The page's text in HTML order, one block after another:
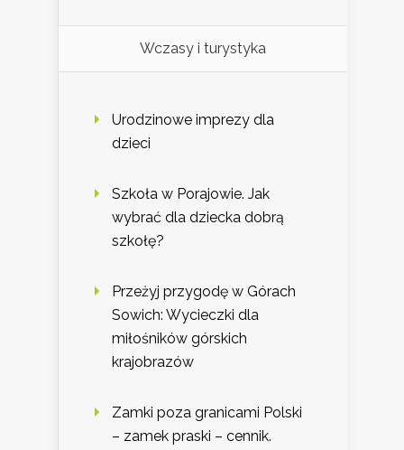
Wczasy i turystyka
Urodzinowe imprezy dla
dzieci
Szkoła w Porajowie. Jak
wybrać dla dziecka dobrą
szkołę?
Przeżyj przygodę w Górach
Sowich: Wycieczki dla
miłośników górskich
krajobrazów
Zamki poza granicami Polski
– zamek praski – cennik.